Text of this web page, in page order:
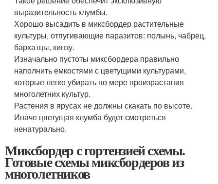
выразительность клумбы.
Хорошо высадить в миксбордер растительные
культуры, отпугивающие паразитов: полынь, чабрец,
бархатцы, кинзу.
Изначально пустоты миксбордера правильно
наполнить емкостями с цветущими культурами,
которые легко убирать по мере произрастания
многолетних культур.
Растения в ярусах не должны скакать по высоте.
Иначе цветущая клумба будет смотреться
ненатурально.
Миксбордер с гортензией схемы.
Готовые схемы миксбордеров из
многолетников